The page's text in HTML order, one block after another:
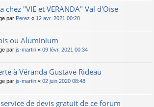
chez "VIE et VERANDA" Val d'Oise
par Perez « 12 avr. 2021 00:20
ou Aluminium
par js-martin « 09 févr. 2021 00:34
à Véranda Gustave Rideau
par js-martin « 02 juin 2020 08:48
de devis gratuit de ce forum